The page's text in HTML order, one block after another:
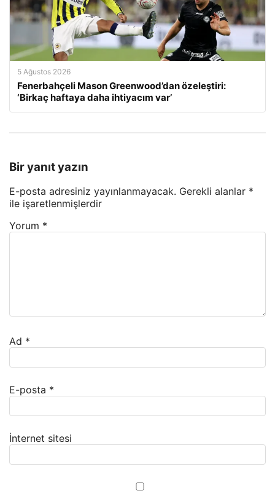
5 Ağustos 2026
Fenerbahçeli Mason Greenwood’dan özeleştiri:
‘Birkaç haftaya daha ihtiyacım var’
Bir yanıt yazın
E-posta adresiniz yayınlanmayacak. Gerekli alanlar *
ile işaretlenmişlerdir
Yorum *
Ad *
E-posta *
İnternet sitesi